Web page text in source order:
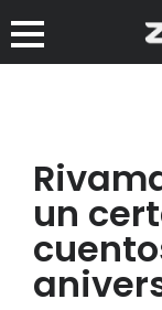
un